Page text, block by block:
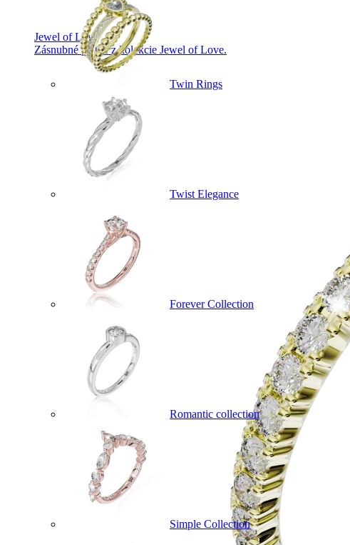
Jewel of Love
Zásnubné prstne z kolekcie Jewel of Love.
Twin Rings
Twist Elegance
Forever Collection
Romantic collection
Simple Collection